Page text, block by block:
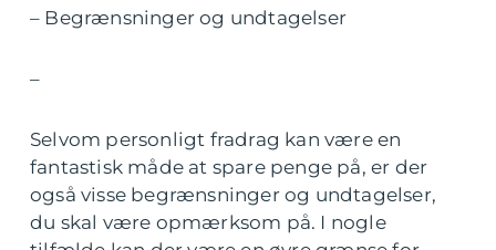
– Begrænsninger og undtagelser
–
Selvom personligt fradrag kan være en
fantastisk måde at spare penge på, er der
også visse begrænsninger og undtagelser,
du skal være opmærksom på. I nogle